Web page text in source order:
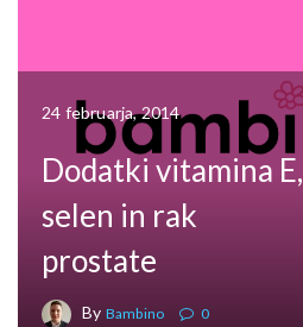
24 februarja, 2014
Dodatki vitamina E,
selen in rak
prostate
By Bambino 0